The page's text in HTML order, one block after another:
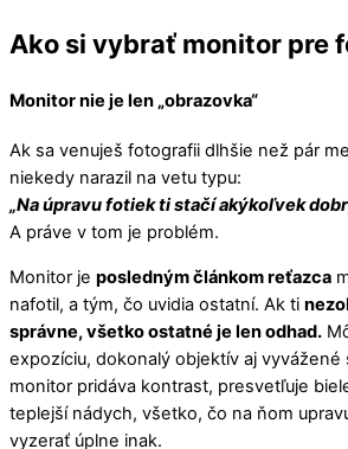
Close
Menu
Ako si vybrať monitor pre
Monitor nie je len „obrazovka“
Ak sa venuješ fotografii dlhšie než pár
niekedy narazil na vetu typu:
„Na úpravu fotiek ti stačí akýkoľvek
A práve v tom je problém.
Monitor je posledným článkom reťazca
nafotil, a tým, čo uvidia ostatní. Ak ti
správne, všetko ostatné je len odhad.
expozíciu, dokonalý objektív aj vyvážené
monitor pridáva kontrast, presvetľuje
teplejší nádych, všetko, čo na ňom
vyzerať úplne inak.